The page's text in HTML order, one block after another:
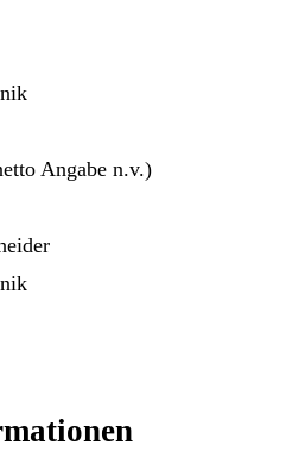
Angabe n.v.)